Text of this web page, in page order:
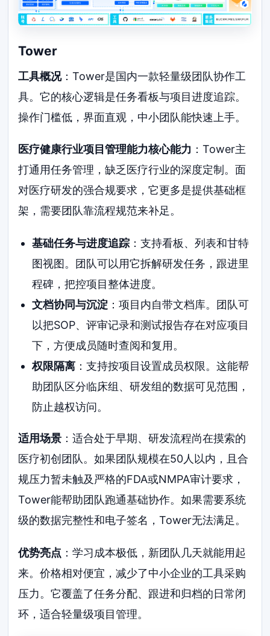
Tower
工具概况：Tower是国内一款轻量级团队协作工
具。它的核心逻辑是任务看板与项目进度追踪。
操作门槛低，界面直观，中小团队能快速上手。
医疗健康行业项目管理能力核心能力 ：Tower主
打通用任务管理，缺乏医疗行业的深度定制。面
对医疗研发的强合规要求，它更多是提供基础框
架，需要团队靠流程规范来补足。
基础任务与进度追踪：支持看板、列表和甘特
图视图。团队可以用它拆解研发任务，跟进里
程碑，把控项目整体进度。
文档协同与沉淀：项目内自带文档库。团队可
以把SOP、评审记录和测试报告存在对应项目
下，方便成员随时查阅和复用。
权限隔离：支持按项目设置成员权限。这能帮
助团队区分临床组、研发组的数据可见范围，
防止越权访问。
适用场景 ：适合处于早期、研发流程尚在摸索的
医疗初创团队。如果团队规模在50人以内，且合
规压力暂未触及严格的FDA或NMPA审计要求，
Tower能帮助团队跑通基础协作。如果需要系统
级的数据完整性和电子签名，Tower无法满足。
优势亮点 ：学习成本极低，新团队几天就能用起
来。价格相对便宜，减少了中小企业的工具采购
压力。它覆盖了任务分配、跟进和归档的日常闭
环，适合轻量级项目管理。